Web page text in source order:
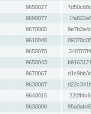
9650027
9690077
9670065
9610040
9650070
9650043
9670067
9630007
9640015
9630008